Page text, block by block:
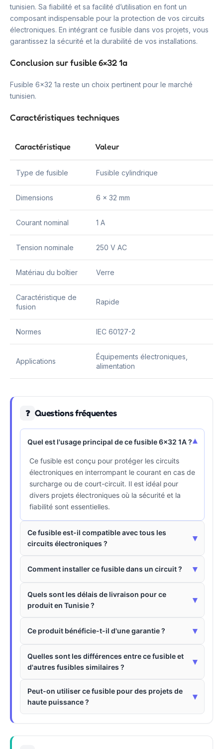
tunisien. Sa fiabilité et sa facilité d’utilisation en font un
composant indispensable pour la protection de vos circuits
électroniques. En intégrant ce fusible dans vos projets, vous
garantissez la sécurité et la durabilité de vos installations.
Conclusion sur fusible 6×32 1a
Fusible 6×32 1a reste un choix pertinent pour le marché
tunisien.
Caractéristiques techniques
Caractéristique Valeur
Type de fusible Fusible cylindrique
Dimensions 6 x 32 mm
Courant nominal 1 A
Tension nominale 250 V AC
Matériau du boîtier Verre
Caractéristique de
fusion
Rapide
Normes IEC 60127-2
Applications
Équipements électroniques,
alimentation
❓ Questions fréquentes
Quel est l'usage principal de ce fusible 6x32 1A ?▾
Ce fusible est conçu pour protéger les circuits
électroniques en interrompant le courant en cas de
surcharge ou de court-circuit. Il est idéal pour
divers projets électroniques où la sécurité et la
fiabilité sont essentielles.
Ce fusible est-il compatible avec tous les
circuits électroniques ?
▾
Comment installer ce fusible dans un circuit ? ▾
Quels sont les délais de livraison pour ce
produit en Tunisie ?
▾
Ce produit bénéficie-t-il d'une garantie ? ▾
Quelles sont les différences entre ce fusible et
d'autres fusibles similaires ?
▾
Peut-on utiliser ce fusible pour des projets de
haute puissance ?
▾